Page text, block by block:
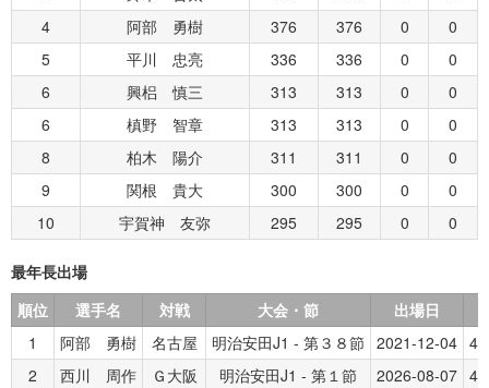
4
阿部 勇樹 376 376 0
0
5
平川 忠亮 336 336 0
0
6
興梠 慎三 313 313 0
0
6
槙野 智章 313 313 0
0
8
柏木 陽介 311 311 0
0
9
関根 貴大 300 300 0
0
10
宇賀神 友弥 295 295 0 0
最年長出場
順位
選手名 対戦 大会・節
出場日
1
阿部 勇樹 名古屋 明治安田J1 - 第３８節 2021-12-04
2
西川 周作 Ｇ大阪 明治安田J1 - 第１節 2026-08-07